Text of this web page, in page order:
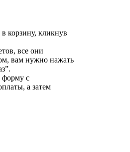
корзину, кликнув
все они
вам нужно нажать
форму с
а затем